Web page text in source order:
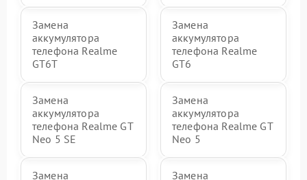
Замена
аккумулятора
телефона Realme
GT6T
Замена
аккумулятора
телефона Realme
GT6
Замена
аккумулятора
телефона Realme GT
Neo 5 SE
Замена
аккумулятора
телефона Realme GT
Neo 5
Замена Замена